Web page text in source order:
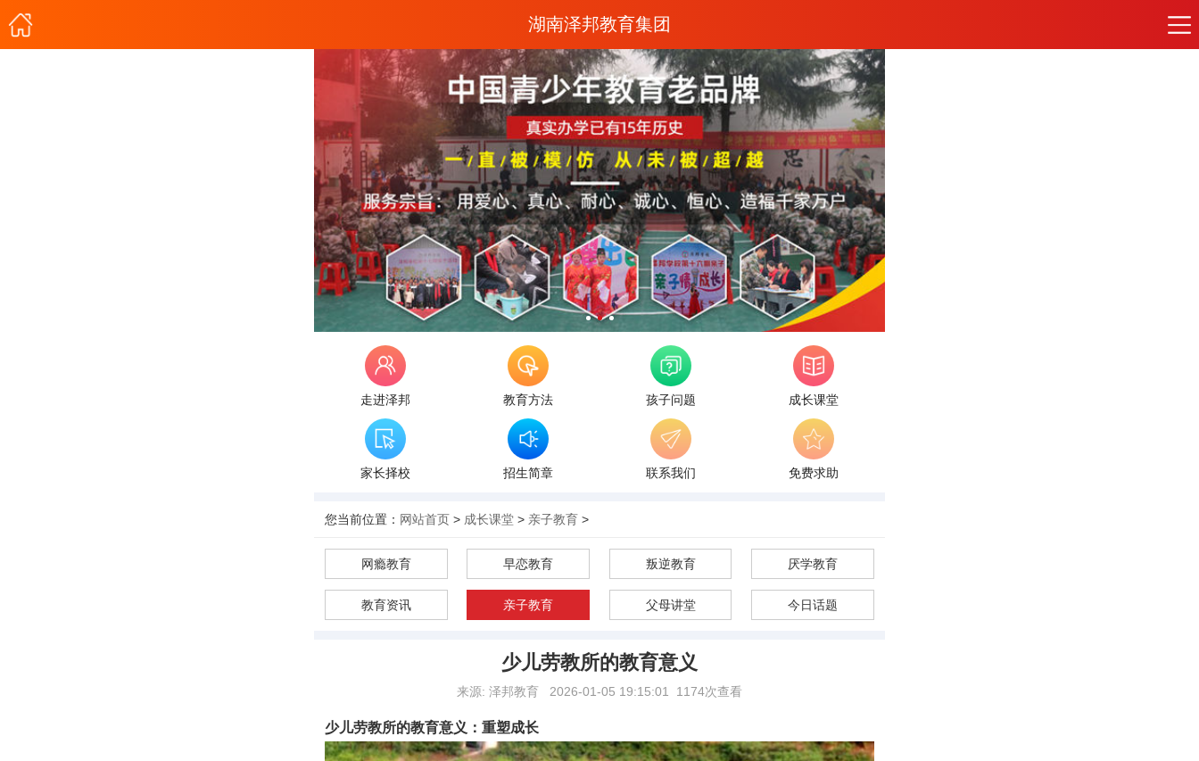
湖南泽邦教育集团
走进泽邦 教育方法 孩子问题 成长课堂
家长择校 招生简章 联系我们 免费求助
您当前位置： 网站首页 > 成长课堂 > 亲子教育 >
网瘾教育 早恋教育 叛逆教育 厌学教育
教育资讯 亲子教育 父母讲堂 今日话题
少儿劳教所的教育意义
来源: 泽邦教育 2026-01-05 19:15:01 1174次查看
少儿劳教所的教育意义：重塑成长